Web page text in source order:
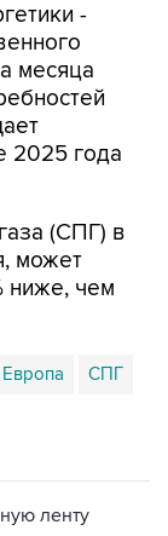
-
месяца
2025 года
(СПГ) в
может
ниже, чем
Европа СПГ
ленту